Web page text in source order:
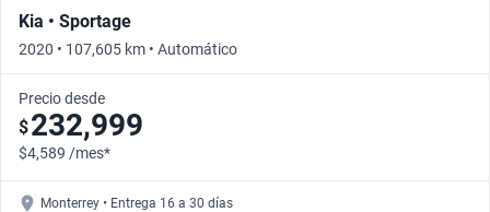
Kia • Sportage
2020 • 107,605 km • Automático
Precio desde
$232,999
$4,589 /mes*
Monterrey • Entrega 16 a 30 días